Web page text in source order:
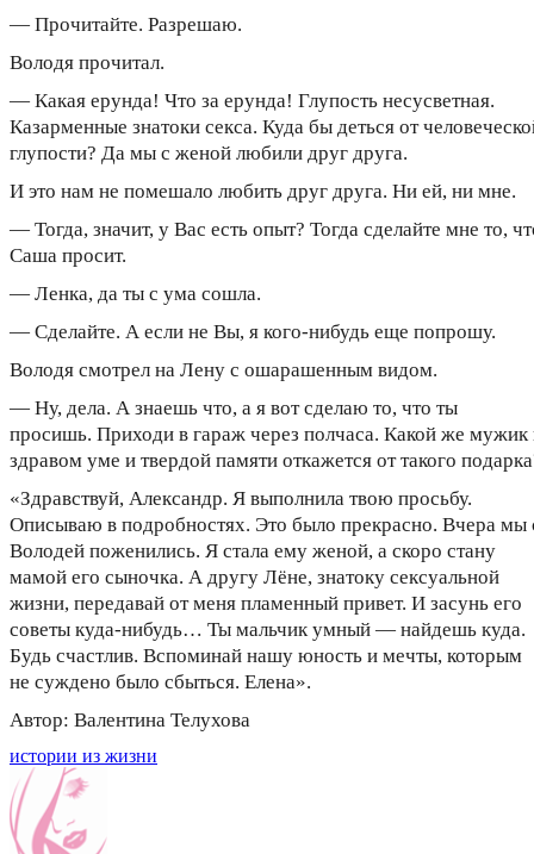
— Прочитайте. Разрешаю.
Володя прочитал.
— Какая ерунда! Что за ерунда! Глупость несусветная.
Казарменные знатоки секса. Куда бы деться от
глупости? Да мы с женой любили друг друга.
И это нам не помешало любить друг друга. Ни ей, ни мне.
— Тогда, значит, у Вас есть опыт? Тогда сделайте мне то,
Саша просит.
— Ленка, да ты с ума сошла.
— Сделайте. А если не Вы, я кого-нибудь еще попрошу.
Володя смотрел на Лену с ошарашенным видом.
— Ну, дела. А знаешь что, а я вот сделаю то, что ты
просишь. Приходи в гараж через полчаса. Какой же мужик
здравом уме и твердой памяти откажется от такого
«Здравствуй, Александр. Я выполнила твою просьбу.
Описываю в подробностях. Это было прекрасно. Вчера мы
Володей поженились. Я стала ему женой, а скоро стану
мамой его сыночка. А другу Лёне, знатоку сексуальной
жизни, передавай от меня пламенный привет. И засунь его
советы куда-нибудь… Ты мальчик умный — найдешь куда.
Будь счастлив. Вспоминай нашу юность и мечты, которым
не суждено было сбыться. Елена».
Автор: Валентина Телухова
истории из жизни